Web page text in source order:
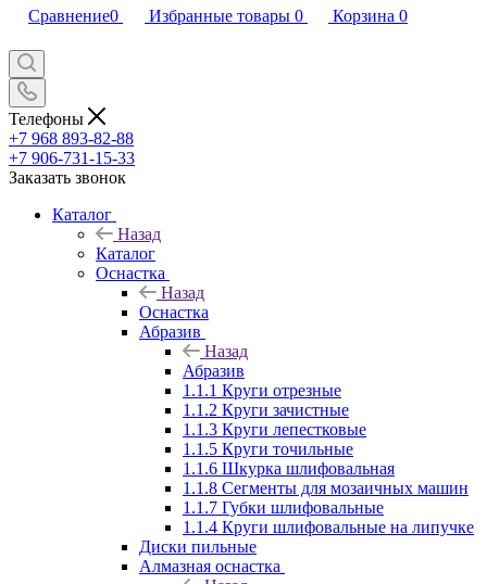
Сравнение0 Избранные товары 0 Корзина 0
Телефоны
+7 968 893-82-88
+7 906-731-15-33
Заказать звонок
Каталог
Назад
Каталог
Оснастка
Назад
Оснастка
Абразив
Назад
Абразив
1.1.1 Круги отрезные
1.1.2 Круги зачистные
1.1.3 Круги лепестковые
1.1.5 Круги точильные
1.1.6 Шкурка шлифовальная
1.1.8 Сегменты для мозаичных машин
1.1.7 Губки шлифовальные
1.1.4 Круги шлифовальные на липучке
Диски пильные
Алмазная оснастка